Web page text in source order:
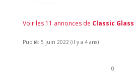
Voir les 11 annonces de Classic Glass
Publié: 5 juin 2022 (il y a 4 ans)
0